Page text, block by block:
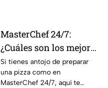
MasterChef 24/7:
¿Cuáles son los mejores
quesos para preparar
pizza en casa?
Si tienes antojo de preparar
una pizza como en
MasterChef 24/7, aquí te